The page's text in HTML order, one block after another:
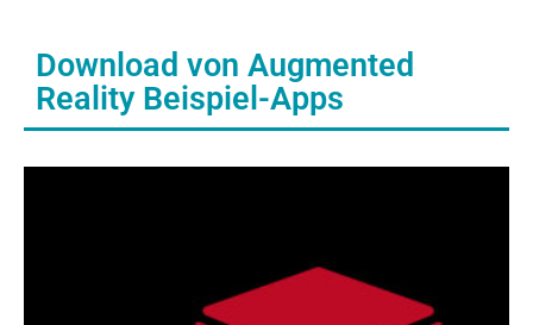
Download von Augmented
Reality Beispiel-Apps​